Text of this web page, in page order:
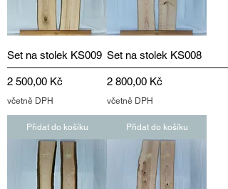
Set na stolek KS009
Cena
2 500,00 Kč
včetně DPH
Přidat do košíku
Set na stolek KS008
Cena
2 800,00 Kč
včetně DPH
Přidat do košíku